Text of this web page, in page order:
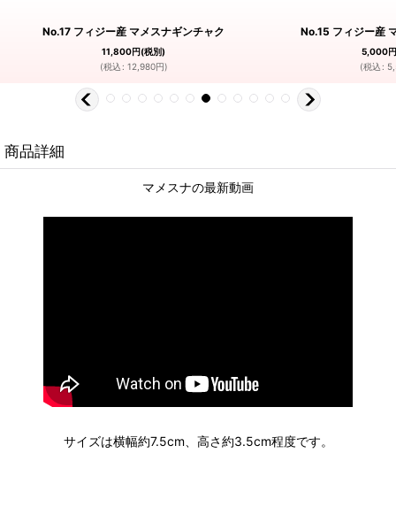
No.17 フィジー産 マメスナギンチャク
11,800円(税別)
(税込 : 12,980円)
No.15 フィジー産
5,000円
(税込 :
商品詳細
マメスナの最新動画
サイズは横幅約7.5cm、高さ約3.5cm程度です。